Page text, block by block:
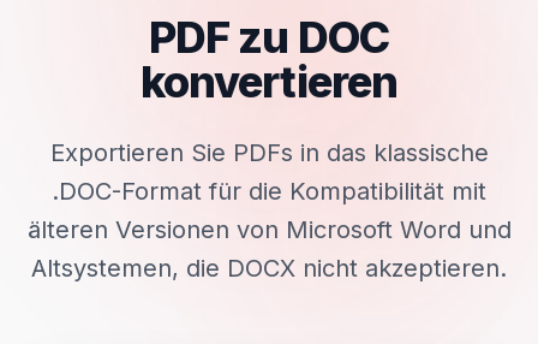
PDF zu DOC
konvertieren
Exportieren Sie PDFs in das klassische
.DOC-Format für die Kompatibilität mit
älteren Versionen von Microsoft Word und
Altsystemen, die DOCX nicht akzeptieren.